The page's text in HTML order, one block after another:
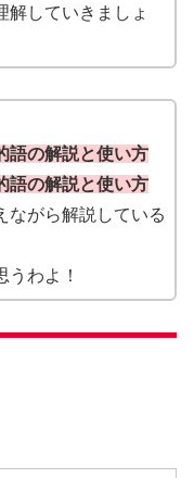
解していきましょ
語の解説と使い方
語の解説と使い方
ながら解説している
うわよ！